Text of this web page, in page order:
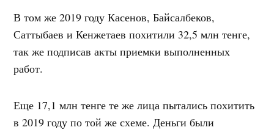
В том же 2019 году Касенов, Байсалбеков,
Саттыбаев и Кенжетаев похитили 32,5 млн тенге,
так же подписав акты приемки выполненных
работ.
Еще 17,1 млн тенге те же лица пытались похитить
в 2019 году по той же схеме. Деньги были